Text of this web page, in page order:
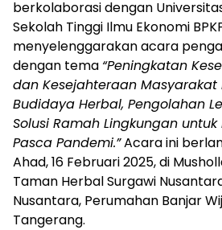
berkolaborasi dengan
Sekolah Tinggi Ilmu Ekonomi
menyelenggarakan acara
dengan tema “Peningkatan
dan Kesejahteraan Masyarakat
Budidaya Herbal, Pengolahan
Solusi Ramah Lingkungan
Pasca Pandemi.”Acara ini
Ahad, 16 Februari 2025, di
Taman Herbal Surgawi
Nusantara, Perumahan Banjar
Tangerang.